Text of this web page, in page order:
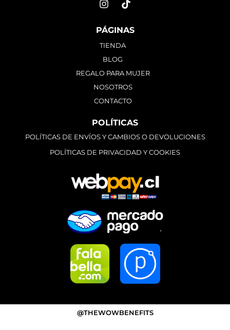
PÁGINAS
TIENDA
BLOG
REGALO PARA MUJER
NOSOTROS
CONTACTO
POLÍTICAS
POLÍTICAS DE ENVÍOS Y CAMBIOS O DEVOLUCIONES
POLÍTICAS DE PRIVACIDAD Y COOKIES
@THEWOWBENEFITS